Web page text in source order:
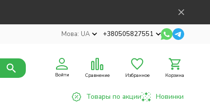
Мова: UA +380505827551
Войти Сравнение Избранное Корзина
Товары по акции Новинки